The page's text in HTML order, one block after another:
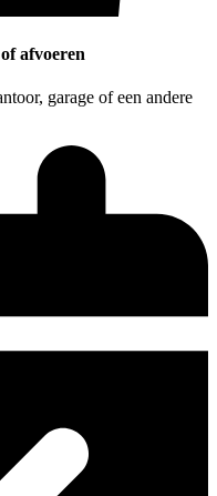
afvoeren
garage of een andere